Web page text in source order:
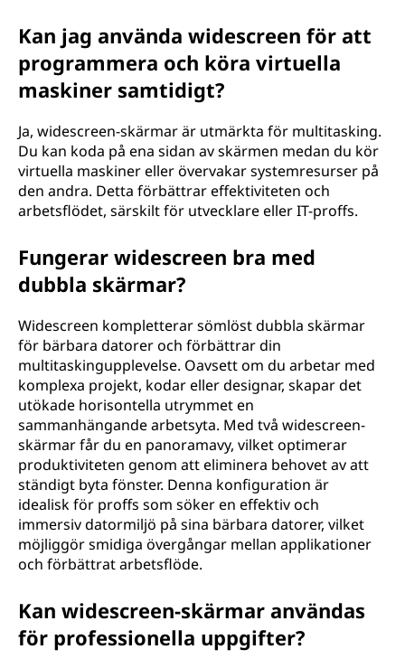
Kan jag använda widescreen för att
programmera och köra virtuella
maskiner samtidigt?
Ja, widescreen-skärmar är utmärkta för multitasking.
Du kan koda på ena sidan av skärmen medan du kör
virtuella maskiner eller övervakar systemresurser på
den andra. Detta förbättrar effektiviteten och
arbetsflödet, särskilt för utvecklare eller IT-proffs.
Fungerar widescreen bra med
dubbla skärmar?
Widescreen kompletterar sömlöst dubbla skärmar
för bärbara datorer och förbättrar din
multitaskingupplevelse. Oavsett om du arbetar med
komplexa projekt, kodar eller designar, skapar det
utökade horisontella utrymmet en
sammanhängande arbetsyta. Med två widescreen-
skärmar får du en panoramavy, vilket optimerar
produktiviteten genom att eliminera behovet av att
ständigt byta fönster. Denna konfiguration är
idealisk för proffs som söker en effektiv och
immersiv datormiljö på sina bärbara datorer, vilket
möjliggör smidiga övergångar mellan applikationer
och förbättrat arbetsflöde.
Kan widescreen-skärmar användas
för professionella uppgifter?